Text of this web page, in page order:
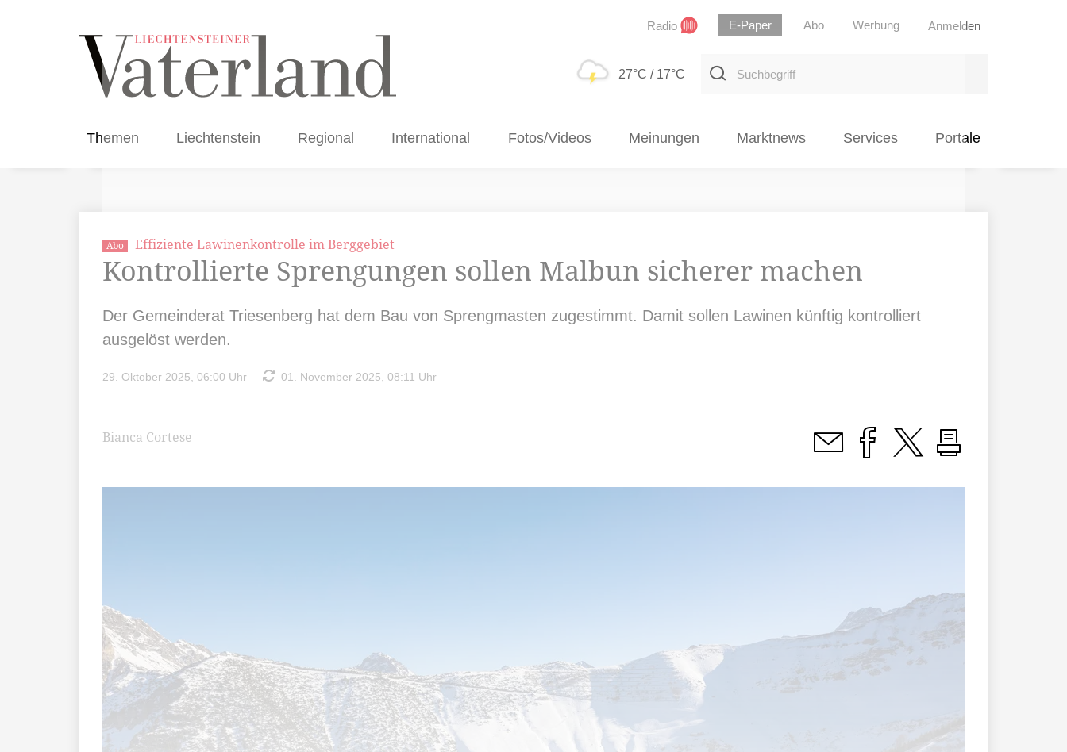
Radio E-Paper Abo Werbung Anmelden
27°C / 17°C
Suchbegriff
Themen Liechtenstein Regional International Fotos/Videos Meinungen Marktnews Services Portale
Abo Effiziente Lawinenkontrolle im Berggebiet
Kontrollierte Sprengungen sollen Malbun sicherer machen
Der Gemeinderat Triesenberg hat dem Bau von Sprengmasten zugestimmt. Damit sollen Lawinen künftig kontrolliert
ausgelöst werden.
29. Oktober 2025, 06:00 Uhr 01. November 2025, 08:11 Uhr
Bianca Cortese